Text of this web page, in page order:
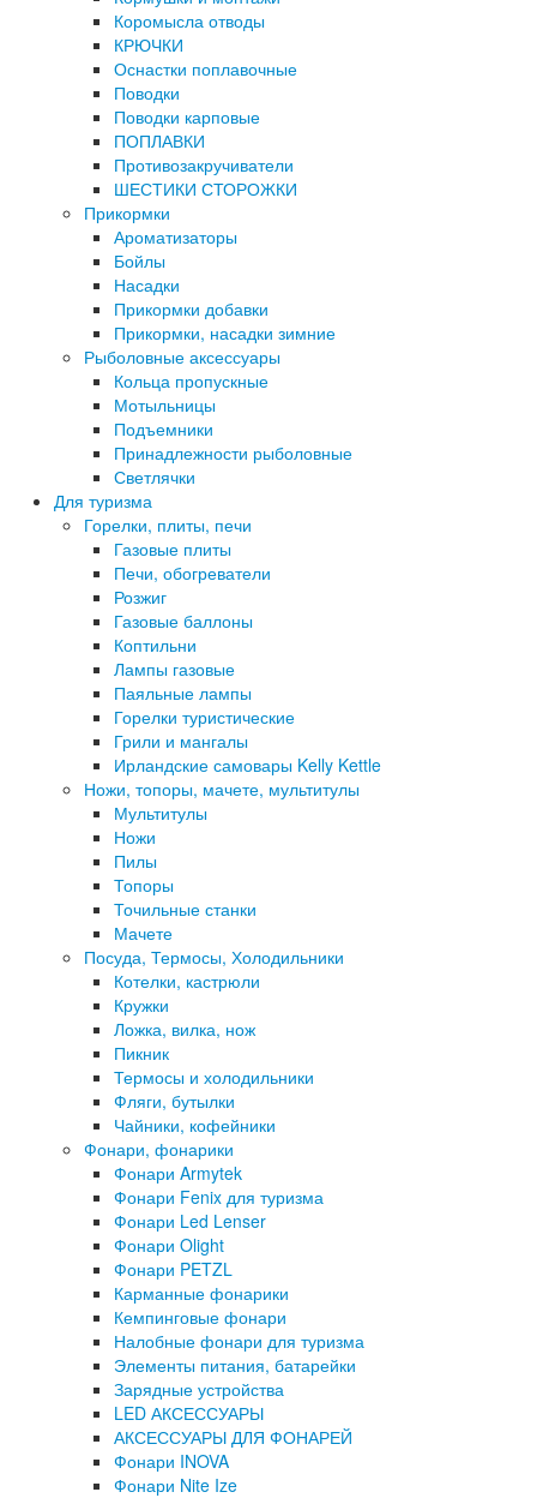
Коромысла отводы
КРЮЧКИ
Оснастки поплавочные
Поводки
Поводки карповые
ПОПЛАВКИ
Противозакручиватели
ШЕСТИКИ СТОРОЖКИ
Прикормки
Ароматизаторы
Бойлы
Насадки
Прикормки добавки
Прикормки, насадки зимние
Рыболовные аксессуары
Кольца пропускные
Мотыльницы
Подъемники
Принадлежности рыболовные
Светлячки
Для туризма
Горелки, плиты, печи
Газовые плиты
Печи, обогреватели
Розжиг
Газовые баллоны
Коптильни
Лампы газовые
Паяльные лампы
Горелки туристические
Грили и мангалы
Ирландские самовары Kelly Kettle
Ножи, топоры, мачете, мультитулы
Мультитулы
Ножи
Пилы
Топоры
Точильные станки
Мачете
Посуда, Термосы, Холодильники
Котелки, кастрюли
Кружки
Ложка, вилка, нож
Пикник
Термосы и холодильники
Фляги, бутылки
Чайники, кофейники
Фонари, фонарики
Фонари Armytek
Фонари Fenix для туризма
Фонари Led Lenser
Фонари Olight
Фонари PETZL
Карманные фонарики
Кемпинговые фонари
Налобные фонари для туризма
Элементы питания, батарейки
Зарядные устройства
LED АКСЕССУАРЫ
АКСЕССУАРЫ ДЛЯ ФОНАРЕЙ
Фонари INOVA
Фонари Nite Ize